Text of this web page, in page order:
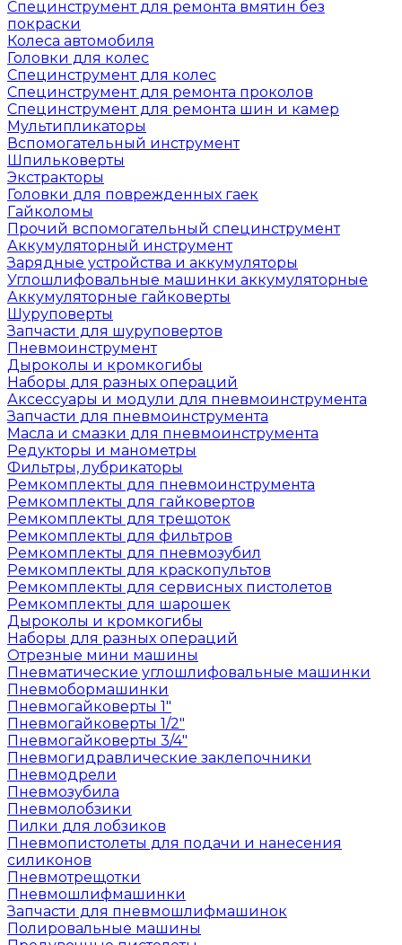
Специнструмент для ремонта вмятин без
покраски
Колеса автомобиля
Головки для колес
Специнструмент для колес
Специнструмент для ремонта проколов
Специнструмент для ремонта шин и камер
Мультипликаторы
Вспомогательный инструмент
Шпильковерты
Экстракторы
Головки для поврежденных гаек
Гайколомы
Прочий вспомогательный специнструмент
Аккумуляторный инструмент
Зарядные устройства и аккумуляторы
Углошлифовальные машинки аккумуляторные
Аккумуляторные гайковерты
Шуруповерты
Запчасти для шуруповертов
Пневмоинструмент
Дыроколы и кромкогибы
Наборы для разных операций
Аксессуары и модули для пневмоинструмента
Запчасти для пневмоинструмента
Масла и смазки для пневмоинструмента
Редукторы и манометры
Фильтры, лубрикаторы
Ремкомплекты для пневмоинструмента
Ремкомплекты для гайковертов
Ремкомплекты для трещоток
Ремкомплекты для фильтров
Ремкомплекты для пневмозубил
Ремкомплекты для краскопультов
Ремкомплекты для сервисных пистолетов
Ремкомплекты для шарошек
Дыроколы и кромкогибы
Наборы для разных операций
Отрезные мини машины
Пневматические углошлифовальные машинки
Пневмобормашинки
Пневмогайковерты 1"
Пневмогайковерты 1/2"
Пневмогайковерты 3/4"
Пневмогидравлические заклепочники
Пневмодрели
Пневмозубила
Пневмолобзики
Пилки для лобзиков
Пневмопистолеты для подачи и нанесения
силиконов
Пневмотрещотки
Пневмошлифмашинки
Запчасти для пневмошлифмашинок
Полировальные машины